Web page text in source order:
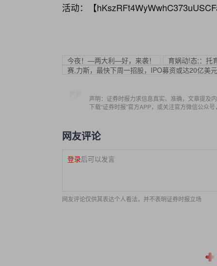
活动：【
今夜！—两大利—好，来袭！
育娲动!态;：
赛,力斯，最快下周一招股，IPO募资或达20亿美元
声明：证券时报力求信息真实、准确，文章提及
下载“证券时报”官方APP，或关注官方微信公众
网友评论
登录后可以发言
网友评论仅供其表达个人看法，并不表明证券时报立场